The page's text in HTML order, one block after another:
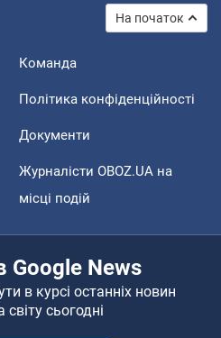
На початок
Команда
Політика конфіденційності
Документи
Журналісти OBOZ.UA на
місці подій
Google News
в курсі останніх новин
світу сьогодні